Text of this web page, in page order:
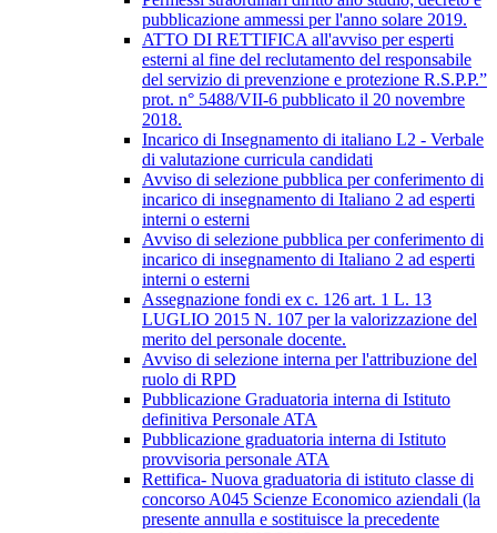
pubblicazione ammessi per l'anno solare 2019.
ATTO DI RETTIFICA all'avviso per esperti
esterni al fine del reclutamento del responsabile
del servizio di prevenzione e protezione R.S.P.P.”
prot. n° 5488/VII-6 pubblicato il 20 novembre
2018.
Incarico di Insegnamento di italiano L2 - Verbale
di valutazione curricula candidati
Avviso di selezione pubblica per conferimento di
incarico di insegnamento di Italiano 2 ad esperti
interni o esterni
Avviso di selezione pubblica per conferimento di
incarico di insegnamento di Italiano 2 ad esperti
interni o esterni
Assegnazione fondi ex c. 126 art. 1 L. 13
LUGLIO 2015 N. 107 per la valorizzazione del
merito del personale docente.
Avviso di selezione interna per l'attribuzione del
ruolo di RPD
Pubblicazione Graduatoria interna di Istituto
definitiva Personale ATA
Pubblicazione graduatoria interna di Istituto
provvisoria personale ATA
Rettifica- Nuova graduatoria di istituto classe di
concorso A045 Scienze Economico aziendali (la
presente annulla e sostituisce la precedente